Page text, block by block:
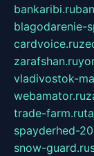
bankaribi.ru
blagodarenie-
cardvoice.ru
zarafshan.ru
vladivostok-
webamator.ru
trade-farm.ru
spayderhed-
snow-guard.ru